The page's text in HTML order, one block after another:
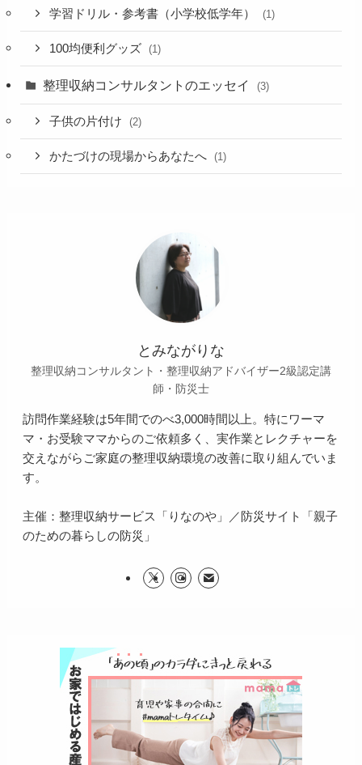
学習ドリル・参考書（小学校低学年） (1)
100均便利グッズ (1)
整理収納コンサルタントのエッセイ (3)
子供の片付け (2)
かたづけの現場からあなたへ (1)
とみながりな
整理収納コンサルタント・整理収納アドバイザー2級認定講
師・防災士
訪問作業経験は5年間でのべ3,000時間以上。特にワーマ
マ・お受験ママからのご依頼多く、実作業とレクチャーを
交えながらご家庭の整理収納環境の改善に取り組んでいま
す。
主催：整理収納サービス「りなのや」／防災サイト「親子
のための暮らしの防災」